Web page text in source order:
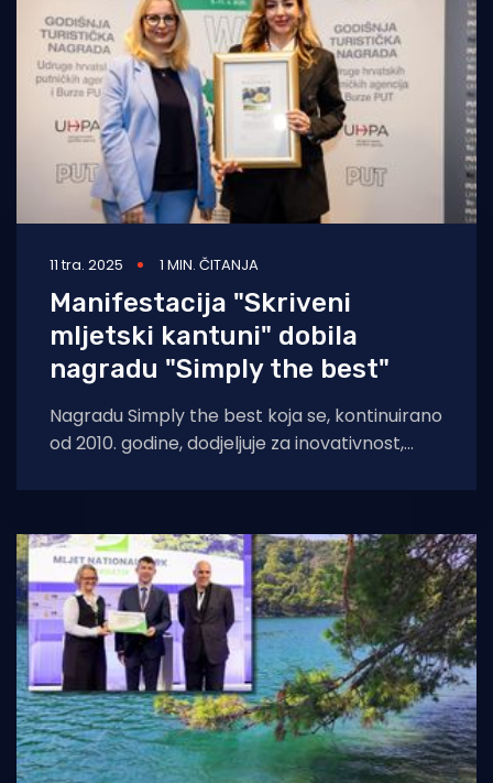
11 tra. 2025 1 MIN. ČITANJA
Manifestacija "Skriveni
mljetski kantuni" dobila
nagradu "Simply the best"
Nagradu Simply the best koja se, kontinuirano
od 2010. godine, dodjeljuje za inovativnost,
ponude, primilo